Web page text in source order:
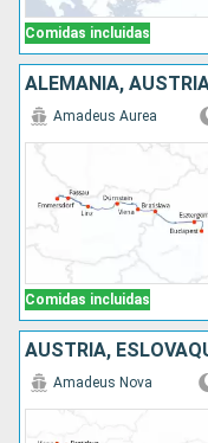
Comidas incluidas
Comidas incluidas
Amadeus Aurea
Amadeus Nova